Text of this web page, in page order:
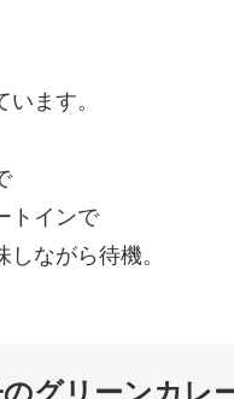
ます。
トインで
ながら待機。
グリーンカレ